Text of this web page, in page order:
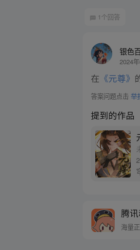
1个回答
银色
2024
在 《元尊》
答案问题点击举
提到的作品
腾
海量